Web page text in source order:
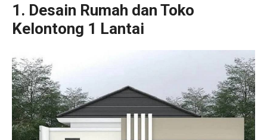
1. Desain Rumah dan Toko
Kelontong 1 Lantai